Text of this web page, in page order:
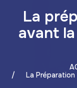
La
avant
La